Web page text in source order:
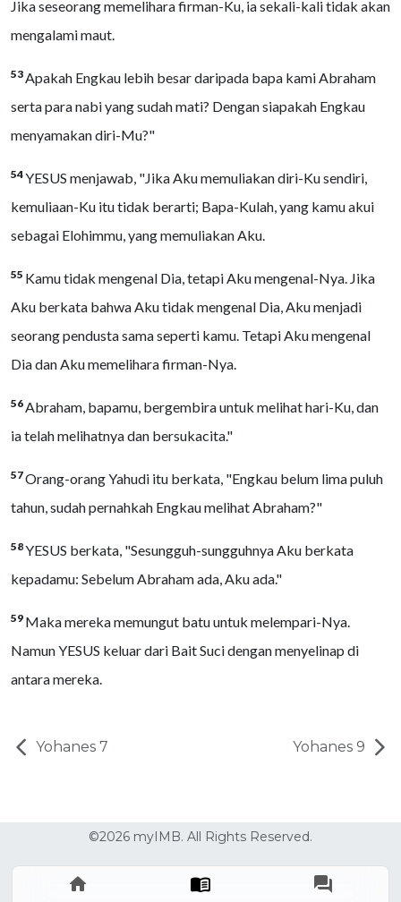
Jika seseorang memelihara firman-Ku, ia sekali-kali tidak akan
mengalami maut.
53Apakah Engkau lebih besar daripada bapa kami Abraham
serta para nabi yang sudah mati? Dengan siapakah Engkau
menyamakan diri-Mu?"
54YESUS menjawab, "Jika Aku memuliakan diri-Ku sendiri,
kemuliaan-Ku itu tidak berarti; Bapa-Kulah, yang kamu akui
sebagai Elohimmu, yang memuliakan Aku.
55 Kamu tidak mengenal Dia, tetapi Aku mengenal-Nya. Jika
Aku berkata bahwa Aku tidak mengenal Dia, Aku menjadi
seorang pendusta sama seperti kamu. Tetapi Aku mengenal
Dia dan Aku memelihara firman-Nya.
56Abraham, bapamu, bergembira untuk melihat hari-Ku, dan
ia telah melihatnya dan bersukacita."
57Orang-orang Yahudi itu berkata, "Engkau belum lima puluh
tahun, sudah pernahkah Engkau melihat Abraham?"
58YESUS berkata, "Sesungguh-sungguhnya Aku berkata
kepadamu: Sebelum Abraham ada, Aku ada."
59 Maka mereka memungut batu untuk melempari-Nya.
Namun YESUS keluar dari Bait Suci dengan menyelinap di
antara mereka.
Yohanes 7 Yohanes 9
©2026 myIMB. All Rights Reserved.